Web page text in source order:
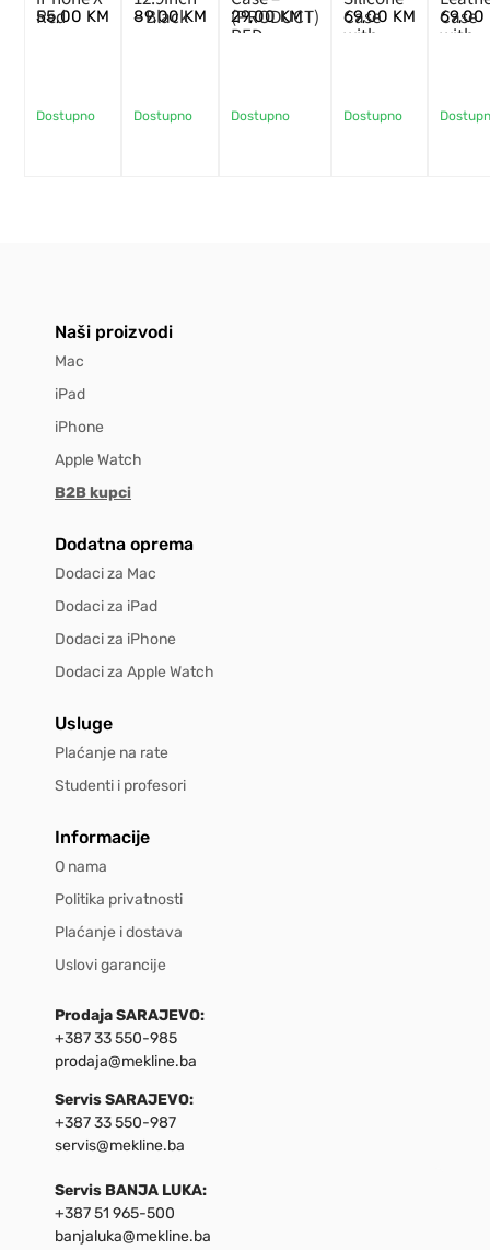
Red
55,00 KM
Dostupno
– Black
89,00KM
Dostupno
(PRODUCT)
RED
29,00KM
Dostupno
Case
with
69,00 KM
Dostupno
Case
with
69,00
Naši proizvodi
Mac
iPad
iPhone
Apple Watch
B2B kupci
Dodatna oprema
Dodaci za Mac
Dodaci za iPad
Dodaci za iPhone
Dodaci za Apple Watch
Usluge
Plaćanje na rate
Studenti i profesori
Informacije
O nama
Politika privatnosti
Plaćanje i dostava
Uslovi garancije
Prodaja SARAJEVO:
+387 33 550-985
prodaja@mekline.ba
Servis SARAJEVO:
+387 33 550-987
servis@mekline.ba
Servis BANJA LUKA:
+387 51 965-500
banjaluka@mekline.ba